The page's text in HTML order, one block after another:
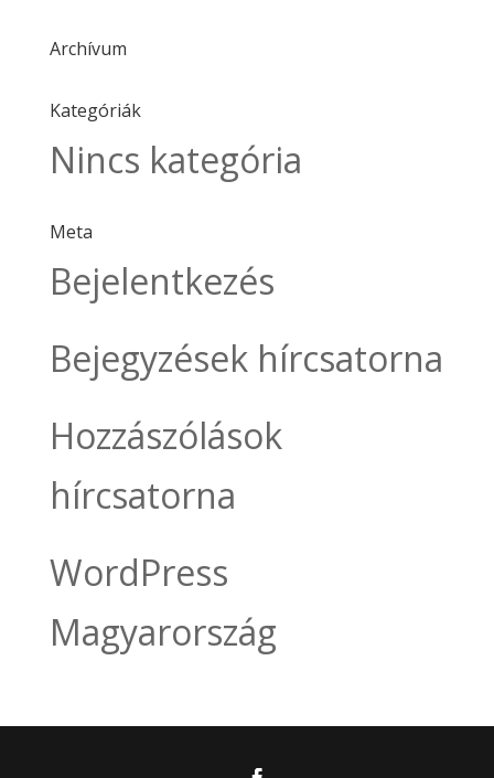
Archívum
Kategóriák
Nincs kategória
Meta
Bejelentkezés
Bejegyzések hírcsatorna
Hozzászólások
hírcsatorna
WordPress
Magyarország